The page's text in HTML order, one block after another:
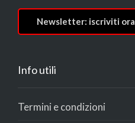
Newsletter: iscriviti ora
Info utili
Termini e condizioni